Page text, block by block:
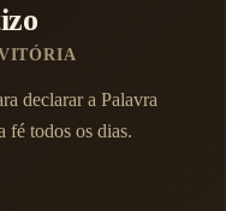
declarar a Palavra
fé todos os dias.